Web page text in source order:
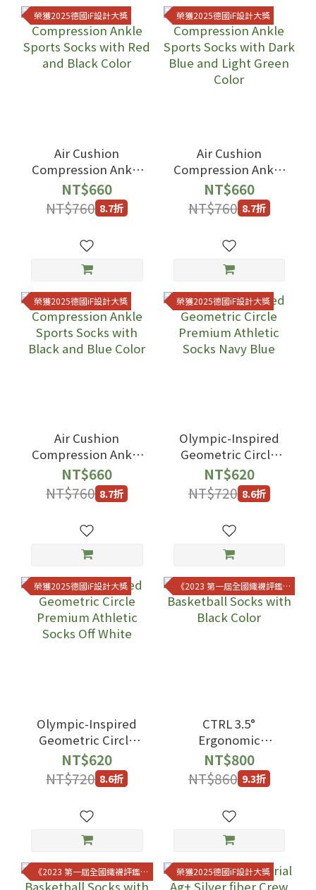
榮獲2025德國iF設計大獎
Air Cushion
Compression Ankle
Sports Socks with
Red and Black Color
NT$660
NT$760 8.7折
榮獲2025德國iF設計大獎
Air Cushion
Compression Ankle
Sports Socks with
Dark Blue and Light
Green Color
NT$660
NT$760 8.7折
榮獲2025德國iF設計大獎
Air Cushion
Compression Ankle
Sports Socks with
Black and Blue Color
NT$660
NT$760 8.7折
榮獲2025德國iF設計大獎
Olympic-Inspired
Geometric Circle
Premium Athletic
Socks Navy Blue
NT$620
NT$720 8.6折
榮獲2025德國iF設計大獎
Olympic-Inspired
Geometric Circle
Premium Athletic
Socks Off White
NT$620
NT$720 8.6折
《2023 第一屆全國織襪評鑑金獎》
CTRL 3.5°
Ergonomic
Basketball Socks
with Black Color
NT$800
NT$860 9.3折
《2023 第一屆全國織襪評鑑金獎》 榮獲2025德國iF設計大獎